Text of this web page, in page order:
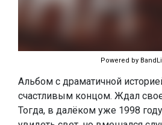
Powered by
Альбом с драматичной
счастливым концом. Ждал
Тогда, в далёком уже 1998